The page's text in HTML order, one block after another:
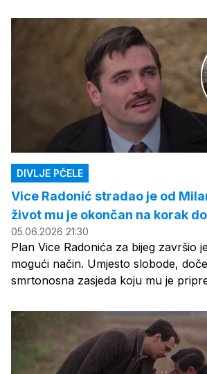
DIVLJE PČELE
Vice Radonić stradao je od
život mu je okončan na korak
05.06.2026 21:30
Plan Vice Radonića za bijeg završio
mogući način. Umjesto slobode,
smrtonosna zasjeda koju mu je